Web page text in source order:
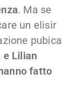
. Ma se
un elisir
pubica
e Lilian
fatto